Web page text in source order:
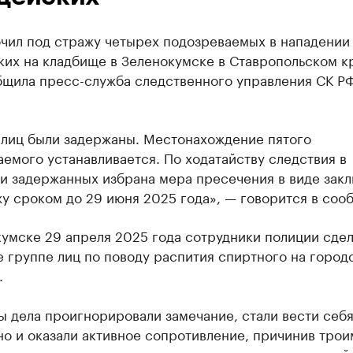
под стражу четырех подозреваемых в нападении
на кладбище в Зеленокумске в Ставропольском
пресс-служба следственного управления СК
были задержаны. Местонахождение пятого
устанавливается. По ходатайству следствия в
задержанных избрана мера пресечения в виде
сроком до 29 июня 2025 года», — говорится в
29 апреля 2025 года сотрудники полиции
группе лиц по поводу распития спиртного на
дела проигнорировали замечание, стали вести себя
и оказали активное сопротивление, причинив